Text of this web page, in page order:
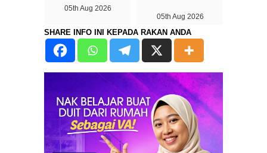
05th Aug 2026
05th Aug 2026
SHARE INFO INI KEPADA RAKAN ANDA